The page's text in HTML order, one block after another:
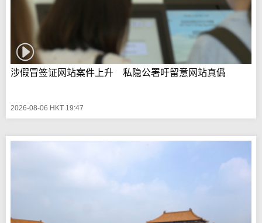
涉假冒签证网站案件上升 私隐公署吁留意网站真僞
2026-08-06 HKT 19:47